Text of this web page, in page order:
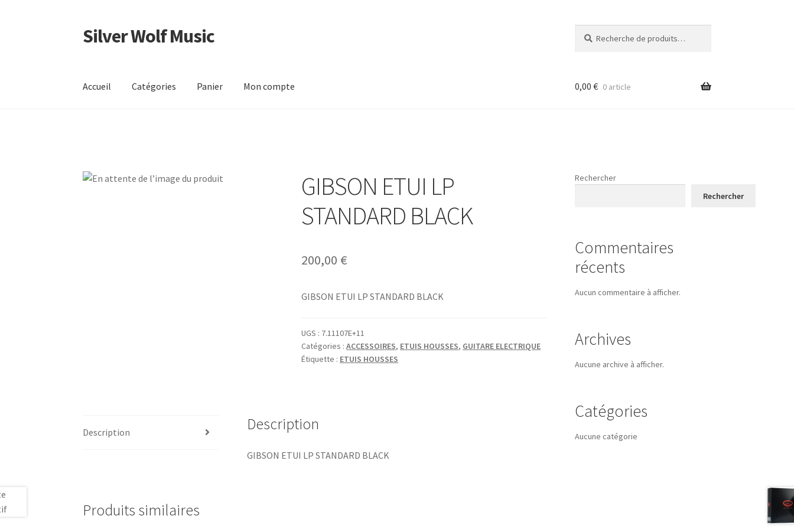
Aller
à
Aller
au
Silver Wolf Music
pour :
Accueil Catégories Panier Mon compte 0,00 € 0 article
GIBSON ETUI LP
STANDARD BLACK
200,00 €
GIBSON ETUI LP STANDARD BLACK
UGS : 7.11107E+11
Catégories :ACCESSOIRES, ETUIS HOUSSES, GUITARE ELECTRIQUE
Étiquette : ETUIS HOUSSES
Description Description
GIBSON ETUI LP STANDARD BLACK
Produits similaires
Rechercher
Rechercher
Commentaires
récents
Aucun commentaire à afficher.
Archives
Aucune archive à afficher.
Catégories
Aucune catégorie